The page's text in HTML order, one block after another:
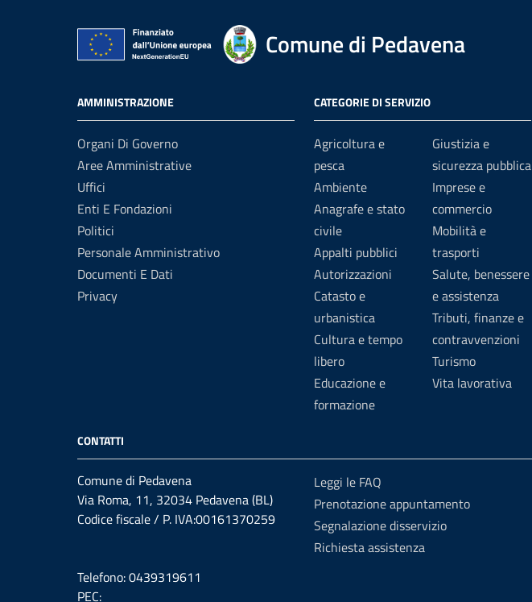
Comune di Pedavena
AMMINISTRAZIONE
Organi Di Governo
Aree Amministrative
Uffici
Enti E Fondazioni
Politici
Personale Amministrativo
Documenti E Dati
Privacy
CATEGORIE DI SERVIZIO
Agricoltura e
pesca
Ambiente
Anagrafe e stato
civile
Appalti pubblici
Autorizzazioni
Catasto e
urbanistica
Cultura e tempo
libero
Educazione e
formazione
Giustizia e
sicurezza pubblica
Imprese e
commercio
Mobilità e
trasporti
Salute, benessere
e assistenza
Tributi, finanze e
contravvenzioni
Turismo
Vita lavorativa
CONTATTI
Comune di Pedavena
Via Roma, 11, 32034 Pedavena (BL)
Codice fiscale / P. IVA:00161370259
Telefono: 0439319611
PEC:
Leggi le FAQ
Prenotazione appuntamento
Segnalazione disservizio
Richiesta assistenza